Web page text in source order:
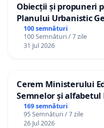
Obiecții și propuneri
Planului Urbanistic
100 semnături
100 Semnături / 7 zile
31 Jul 2026
Cerem Ministerului
Semnelor și
Republica Moldova!
169 semnături
95 Semnături / 7 zile
26 Jul 2026